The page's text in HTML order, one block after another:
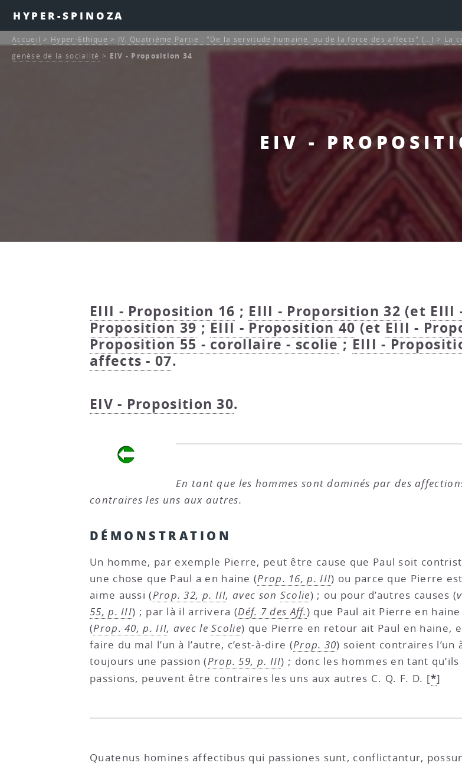
HYPER-SPINOZA
EIV -
Accueil > Hyper-Ethique > IV. Quatrième Partie : "De la servitude humaine, ou de la force des affects" (…) > La
genèse de la socialité > EIV - Proposition 34
EIII - Proposition 16 ; EIII - Proporsition 32 (et EIII
Proposition 39 ; EIII - Proposition 40 (et EIII -
Proposition 55 - corollaire - scolie ; EIII -
affects - 07.
EIV - Proposition 30.
En tant que les hommes sont dominés par des
contraires les uns aux autres.
DÉMONSTRATION
Un homme, par exemple Pierre, peut être cause que Paul soit
une chose que Paul a en haine (Prop. 16, p. III) ou parce que Pierre
aime aussi (Prop. 32, p. III, avec son Scolie) ; ou pour d’autres causes (
55, p. III) ; par là il arrivera (Déf. 7 des Aff.) que Paul ait Pierre en
(Prop. 40, p. III, avec leScolie) que Pierre en retour ait Paul en haine,
faire du mal l’un à l’autre, c’est-à-dire (Prop. 30) soient contraires l’un
toujours une passion (Prop. 59, p. III) ; donc les hommes en tant
passions, peuvent être contraires les uns aux autres C. Q. F. D. [*]
Quatenus homines affectibus qui passiones sunt, conflictantur,